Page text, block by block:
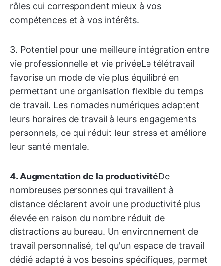
rôles qui correspondent mieux à vos
compétences et à vos intérêts.
3. Potentiel pour une meilleure intégration entre
vie professionnelle et vie privéeLe télétravail
favorise un mode de vie plus équilibré en
permettant une organisation flexible du temps
de travail. Les nomades numériques adaptent
leurs horaires de travail à leurs engagements
personnels, ce qui réduit leur stress et améliore
leur santé mentale.
4. Augmentation de la productivitéDe
nombreuses personnes qui travaillent à
distance déclarent avoir une productivité plus
élevée en raison du nombre réduit de
distractions au bureau. Un environnement de
travail personnalisé, tel qu'un espace de travail
dédié adapté à vos besoins spécifiques, permet